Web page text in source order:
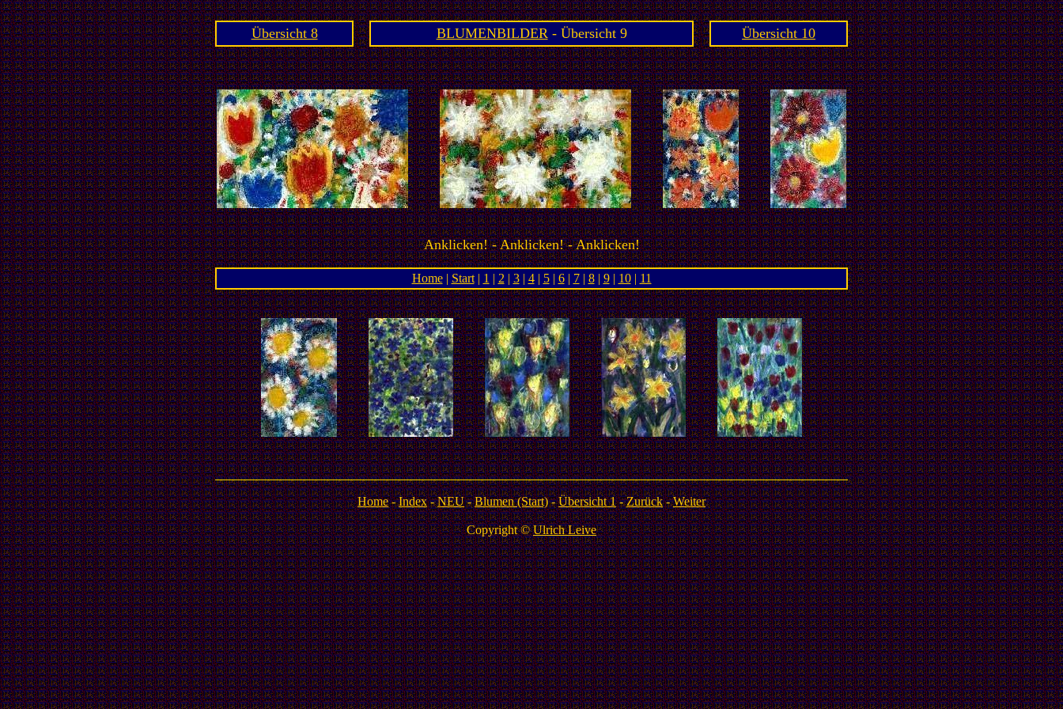
Übersicht 8 BLUMENBILDER- Übersicht 9 Übersicht 10
Anklicken! - Anklicken! - Anklicken!
Home| Start| 1 | 2 | 3| 4| 5| 6| 7| 8| 9| 10| 11
Home-Index-NEU-Blumen (Start)-Übersicht 1-Zurück-Weiter
Copyright ©Ulrich Leive